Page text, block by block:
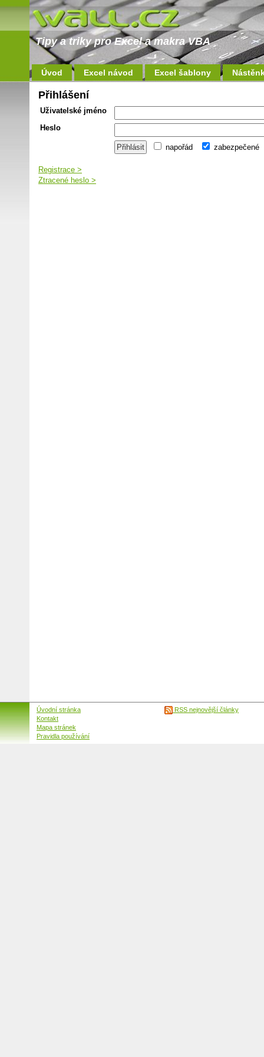
Tipy a triky pro Excel a makra VBA
Úvod Excel návod Excel šablony
Přihlášení
Uživatelské jméno
Heslo
napořád zabezpečené
Registrace >
Ztracené heslo >
Úvodní stránka
Kontakt
Mapa stránek
Pravidla používání
RSS nejnovější články